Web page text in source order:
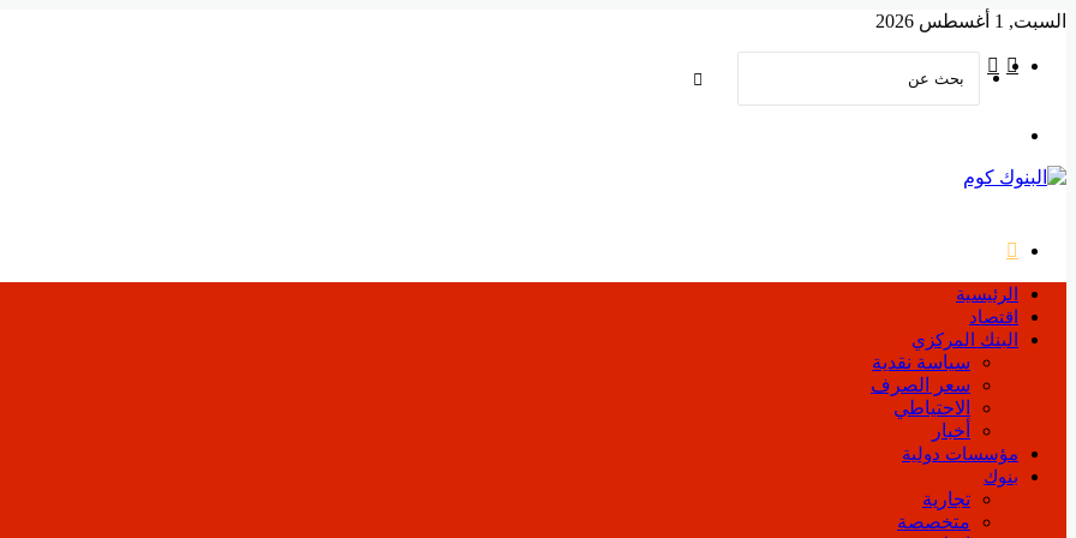
السبت, 1 أغسطس 2026
فيسبوك
الرئيسية
اقتصاد
البنك المركزي
سياسة نقدية
سعر الصرف
الاحتياطي
أخبار
مؤسسات دولية
بنوك
تجارية
متخصصة